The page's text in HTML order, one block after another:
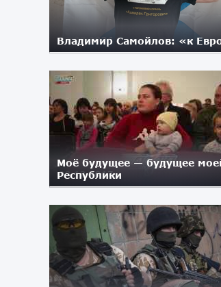
Владимир Самойлов: «к
12.05.2026
Моё будущее — будущее
Республики
20.12.2017